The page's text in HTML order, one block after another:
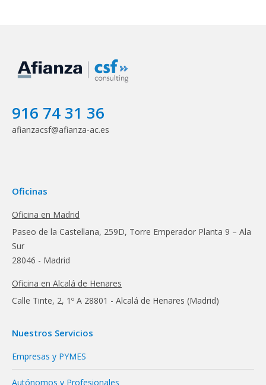
916 74 31 36
afianzacsf@afianza-ac.es
Oficinas
Oficina en Madrid
Paseo de la Castellana, 259D, Torre Emperador Planta 9 – Ala
Sur
28046 - Madrid
Oficina en Alcalá de Henares
Calle Tinte, 2, 1º A 28801 - Alcalá de Henares (Madrid)
Nuestros Servicios
Empresas y PYMES
Autónomos y Profesionales